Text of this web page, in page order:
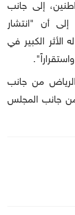
إلى جانب
إلى أن "انتشار
الكبير في
من جانب
من جانب المجلس